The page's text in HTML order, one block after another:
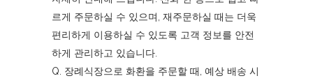
르게 주문하실 수 있으며, 재주문하실 때는 더욱
편리하게 이용하실 수 있도록 고객 정보를 안전
하게 관리하고 있습니다.
Q. 장례식장으로 화환을 주문할 때, 예상 배송 시